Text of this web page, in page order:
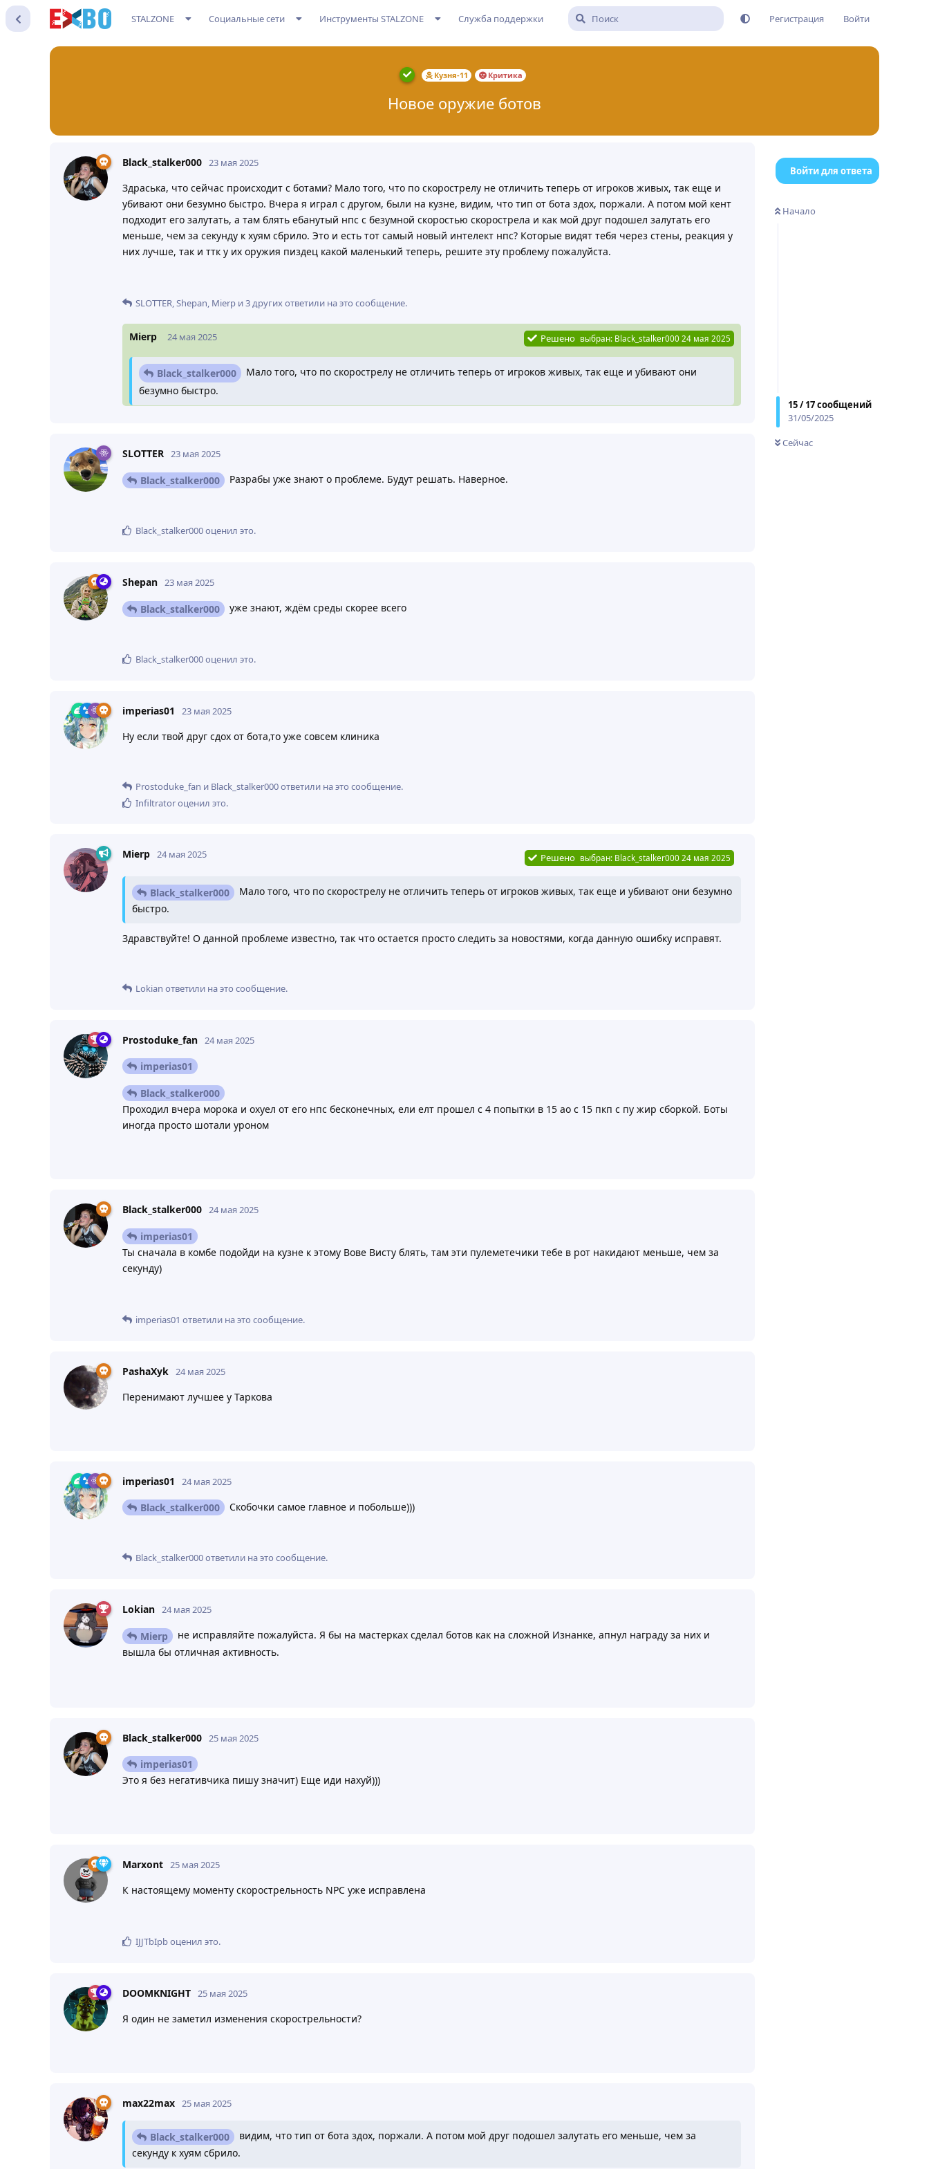
STALZONE Социальные сети Инструменты STALZONE Служба поддержки Регистрация Войти
Кузня-11 Критика
Новое оружие ботов
Войти для ответа
Начало
15/17сообщений
31/05/2025
Сейчас
Black_stalker000 23 мая 2025
Здраська, что сейчас происходит с ботами? Мало того, что по скорострелу не отличить теперь от игроков живых, так еще и
убивают они безумно быстро. Вчера я играл с другом, были на кузне, видим, что тип от бота здох, поржали. А потом мой кент
подходит его залутать, а там блять ебанутый нпс с безумной скоростью скорострела и как мой друг подошел залутать его
меньше, чем за секунду к хуям сбрило. Это и есть тот самый новый интелект нпс? Которые видят тебя через стены, реакция у
них лучше, так и ттк у их оружия пиздец какой маленький теперь, решите эту проблему пожалуйста.
SLOTTER,Shepan, Mierp и3другихответили на это сообщение.
Mierp 24 мая 2025 Решено выбран: Black_stalker000 24 мая 2025
Black_stalker000
Мало того, что по скорострелу не отличить теперь от игроков живых, так еще и убивают они
безумно быстро.
SLOTTER 23 мая 2025
Black_stalker000 Разрабы уже знают о проблеме. Будут решать. Наверное.
Black_stalker000оценил это.
Shepan 23 мая 2025
Black_stalker000 уже знают, ждём среды скорее всего
Black_stalker000оценил это.
imperias01 23 мая 2025
Ну если твой друг сдох от бота,то уже совсем клиника
Prostoduke_fan и Black_stalker000ответили на это сообщение.
Infiltratorоценил это.
Mierp 24 мая 2025 Решено выбран: Black_stalker000 24 мая 2025
Black_stalker000
Мало того, что по скорострелу не отличить теперь от игроков живых, так еще и убивают они безумно
быстро.
Здравствуйте! О данной проблеме известно, так что остается просто следить за новостями, когда данную ошибку исправят.
Lokian ответили на это сообщение.
Prostoduke_fan 24 мая 2025
imperias01
Black_stalker000
Проходил вчера морока и охуел от его нпс бесконечных, ели елт прошел с 4 попытки в 15 ао с 15 пкп с пу жир сборкой. Боты
иногда просто шотали уроном
Black_stalker000 24 мая 2025
imperias01
Ты сначала в комбе подойди на кузне к этому Вове Висту блять, там эти пулеметечики тебе в рот накидают меньше, чем за
секунду)
imperias01 ответили на это сообщение.
PashaXyk 24 мая 2025
Перенимают лучшее у Таркова
imperias01 24 мая 2025
Black_stalker000 Скобочки самое главное и побольше)))
Black_stalker000ответили на это сообщение.
Lokian 24 мая 2025
Mierp
не исправляйте пожалуйста. Я бы на мастерках сделал ботов как на сложной Изнанке, апнул награду за них и
вышла бы отличная активность.
Black_stalker000 25 мая 2025
imperias01
Это я без негативчика пишу значит) Еще иди нахуй)))
Marxont 25 мая 2025
К настоящему моменту скорострельность NPC уже исправлена
IJJTbIpbоценил это.
DOOMKNIGHT 25 мая 2025
Я один не заметил изменения скорострельности?
max22max 25 мая 2025
Black_stalker000
видим, что тип от бота здох, поржали. А потом мой друг подошел залутать его меньше, чем за
секунду к хуям сбрило.